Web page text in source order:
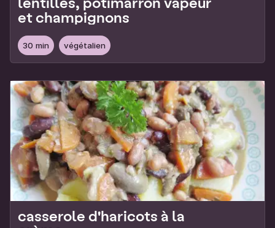
et champignons
30 min végétalien
casserole d'haricots à la